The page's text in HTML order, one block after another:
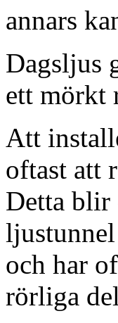
annars
Dagsljus
ett mörkt
Att
oftast att
Detta blir
och har
rörliga